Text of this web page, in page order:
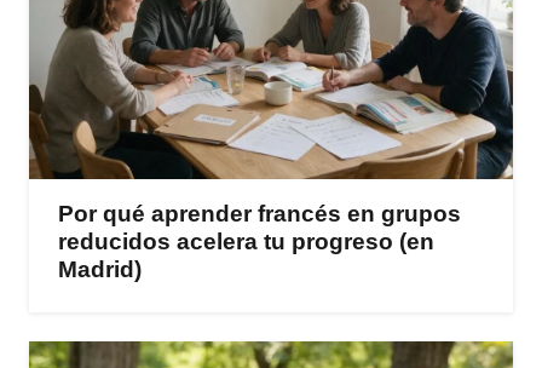
Por qué aprender francés en grupos
reducidos acelera tu progreso (en
Madrid)